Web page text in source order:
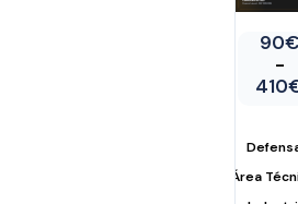
90€
-
410
Área